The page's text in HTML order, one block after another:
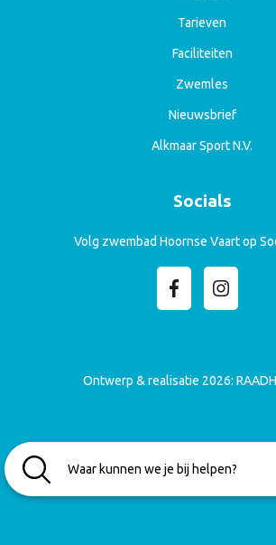
Tarieven
Faciliteiten
Zwemles
Nieuwsbrief
Alkmaar Sport N.V.
Socials
Volg zwembad Hoornse Vaart op
Ontwerp & realisatie 2026: